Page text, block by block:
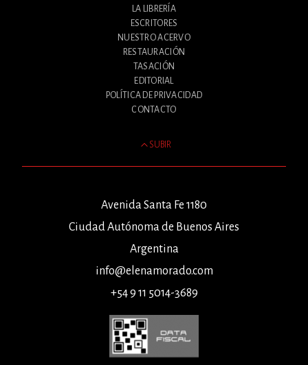
LA LIBRERÍA
ESCRITORES
NUESTRO ACERVO
RESTAURACIÓN
TASACIÓN
EDITORIAL
POLÍTICA DE PRIVACIDAD
CONTACTO
SUBIR
Avenida Santa Fe 1180
Ciudad Autónoma de Buenos Aires
Argentina
info@elenamorado.com
+54 9 11 5014-3689